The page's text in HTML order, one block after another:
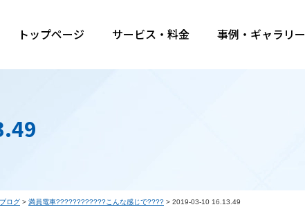
トップページ サービス・料金 事例・ギャラリー
ブログ > 満員電車????????????こんな感じで???? > 2019-03-10 16.13.49